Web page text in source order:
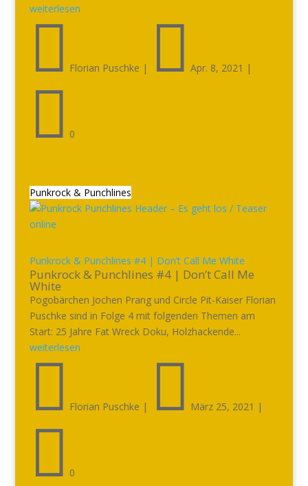
weiterlesen
 Florian Puschke |  Apr. 8, 2021 |
 0
Punkrock & Punchlines
Punkrock & Punchlines #4 | Don’t Call Me White
Punkrock & Punchlines #4 | Don’t Call Me
White
Pogobärchen Jochen Prang und Circle Pit-Kaiser Florian
Puschke sind in Folge 4 mit folgenden Themen am
Start: 25 Jahre Fat Wreck Doku, Holzhackende...
weiterlesen
 Florian Puschke |  März 25, 2021 |
 0